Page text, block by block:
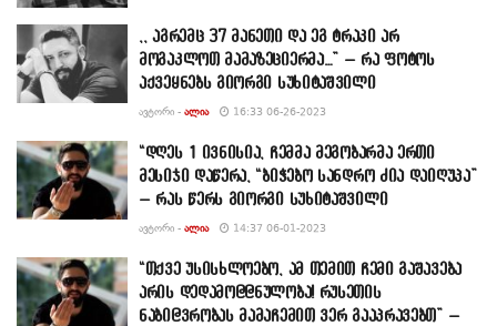
,, აგრემც 37 მანეთი და ეგ ტრაკი არ
მოგაკლოთ მამაზეციერმა…” – რა ფოტოს
აქვეყნებს გიორგი სუხიტაშვილი
ᲐᲕᲢᲝᲠᲘ - ᲐᲚᲘᲐ 16:33 06-26-2023
“დღეს 1 ივნისია, ჩემმა მეგობარმა ერთი
მესიჯი დაწერა, “ბიჭებო სანდრო ძია დაიღუპა”
– რას წერს გიორგი სუხიტაშვილი
ᲐᲕᲢᲝᲠᲘ - ᲐᲚᲘᲐ 14:37 06-01-2023
“თქვე უსისხლოებო, ამ თემით ჩემი გაშავება
არის დედამო@@ნულობა! რუსეთის
ნაბი@ვრობას მამაჩემით ვერ გააპრავებთ” –